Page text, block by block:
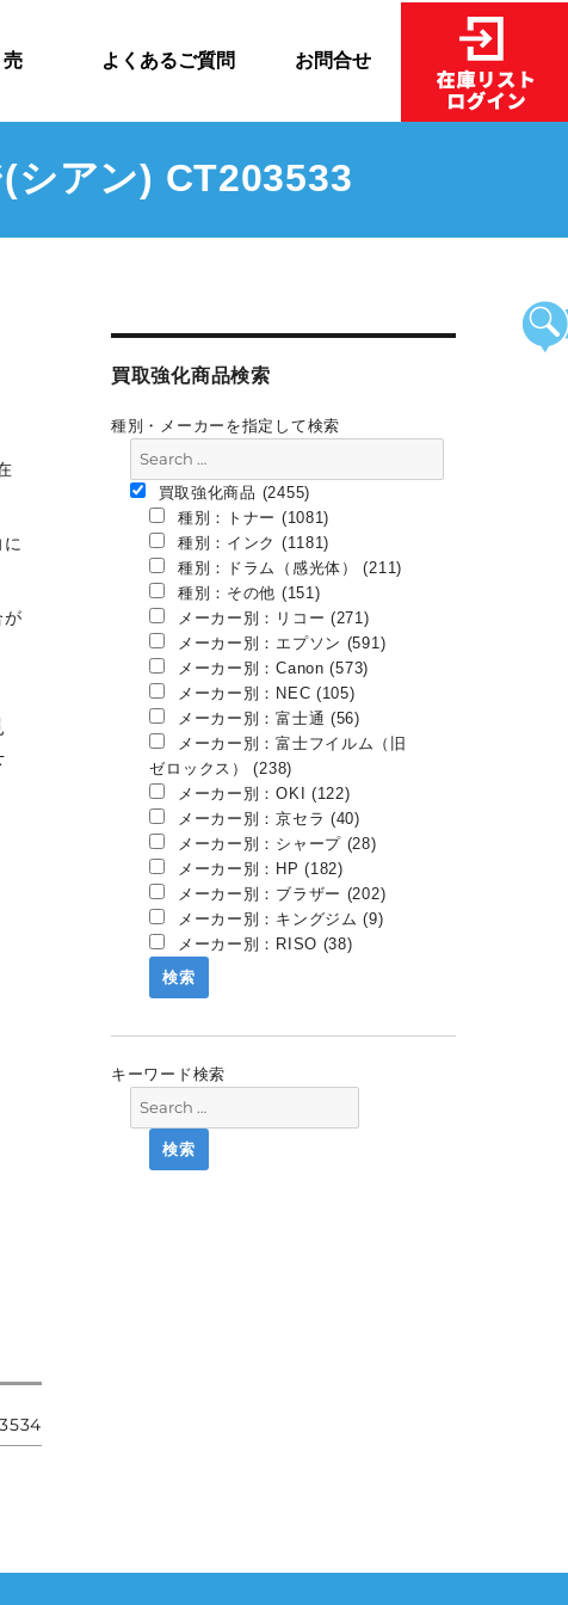
よくあるご質問 お問合せ
シアン) CT203533
が
買取強化商品検索
種別・メーカーを指定して検索
買取強化商品 (2455)
種別：トナー (1081)
種別：インク (1181)
種別：ドラム（感光体） (211)
種別：その他 (151)
メーカー別：リコー (271)
メーカー別：エプソン (591)
メーカー別：Canon (573)
メーカー別：NEC (105)
メーカー別：富士通 (56)
メーカー別：富士フイルム（旧
ゼロックス） (238)
メーカー別：OKI (122)
メーカー別：京セラ (40)
メーカー別：シャープ (28)
メーカー別：HP (182)
メーカー別：ブラザー (202)
メーカー別：キングジム (9)
メーカー別：RISO (38)
キーワード検索